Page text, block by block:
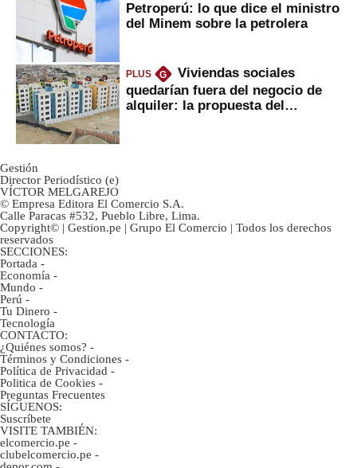
Petroperú: lo que dice el ministro
del Minem sobre la petrolera
PLUS G
Viviendas sociales
quedarían fuera del negocio de
alquiler: la propuesta del
Gestión
Director Periodístico (e)
VÍCTOR MELGAREJO
© Empresa Editora El Comercio S.A.
Calle Paracas #532, Pueblo Libre, Lima.
Copyright© | Gestion.pe | Grupo El Comercio | Todos los derechos
reservados
SECCIONES:
Portada -
Economía -
Mundo -
Perú -
Tu Dinero -
Tecnología
CONTACTO:
¿Quiénes somos? -
Términos y Condiciones -
Política de Privacidad -
Politica de Cookies -
Preguntas Frecuentes
SÍGUENOS:
Suscríbete
VISITE TAMBIÉN:
elcomercio.pe -
clubelcomercio.pe -